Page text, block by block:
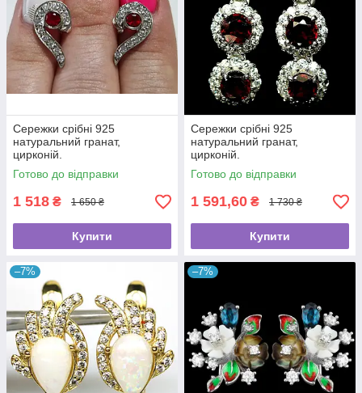
Сережки срібні 925
натуральний гранат,
цирконій.
Готово до відправки
1 518 ₴ 1 650 ₴
Купити
Сережки срібні 925
натуральний гранат,
цирконій.
Готово до відправки
1 591,60 ₴ 1 730 ₴
Купити
–7% –7%